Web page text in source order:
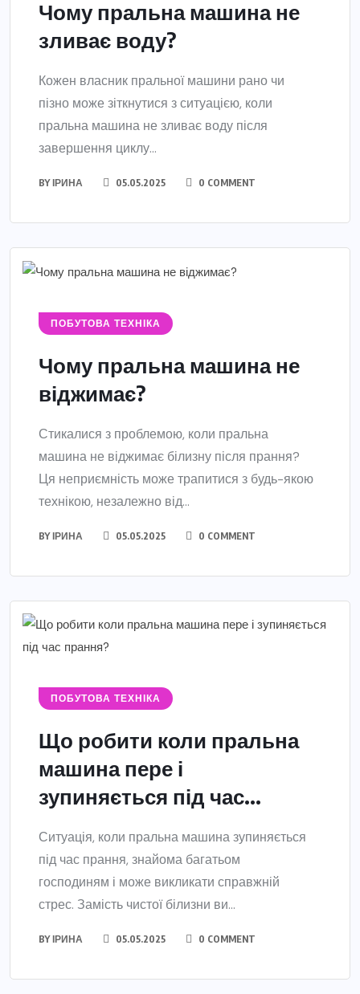
Чому пральна машина не
зливає воду?
Кожен власник пральної машини рано чи
пізно може зіткнутися з ситуацією, коли
пральна машина не зливає воду після
завершення циклу...
BYІРИНА 05.05.2025 0 COMMENT
ПОБУТОВА ТЕХНІКА
Чому пральна машина не
віджимає?
Стикалися з проблемою, коли пральна
машина не віджимає білизну після прання?
Ця неприємність може трапитися з будь-якою
технікою, незалежно від...
BYІРИНА 05.05.2025 0 COMMENT
ПОБУТОВА ТЕХНІКА
Що робити коли пральна
машина пере і
зупиняється під час...
Ситуація, коли пральна машина зупиняється
під час прання, знайома багатьом
господиням і може викликати справжній
стрес. Замість чистої білизни ви...
BYІРИНА 05.05.2025 0 COMMENT